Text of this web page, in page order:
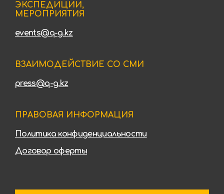
ЭКСПЕДИЦИИ,
МЕРОПРИЯТИЯ
events@q-g.kz
ВЗАИМОДЕЙСТВИЕ СО СМИ
press@q-g.kz
ПРАВОВАЯ ИНФОРМАЦИЯ
Политика конфиденциальности
Договор оферты